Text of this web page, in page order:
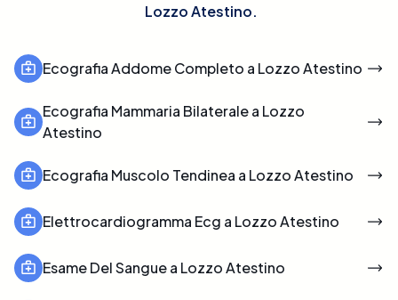
Lozzo Atestino.
Ecografia Addome Completo a Lozzo Atestino
Ecografia Mammaria Bilaterale a Lozzo
Atestino
Ecografia Muscolo Tendinea a Lozzo Atestino
Elettrocardiogramma Ecg a Lozzo Atestino
Esame Del Sangue a Lozzo Atestino